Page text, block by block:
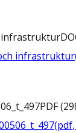
infrastruktur
PDF(
(pdf,